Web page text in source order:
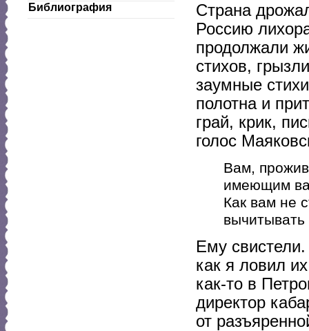
Библиография
Страна
Россию
продолжали
стихов,
заумные
полотна и
грай, крик,
голос
Вам,
имеющим
Как вам не
вычитывать
Ему
как я ловил
как-то в
директор
от